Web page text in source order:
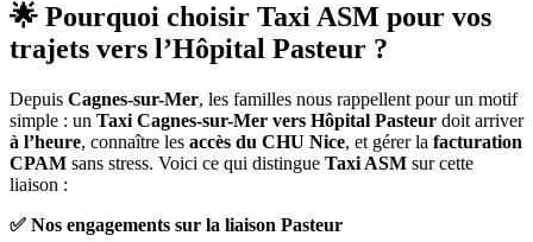
🌟 Pourquoi choisir Taxi ASM pour vos
trajets vers l’Hôpital Pasteur ?
Depuis Cagnes-sur-Mer, les familles nous rappellent pour un motif
simple : un Taxi Cagnes-sur-Mer vers Hôpital Pasteur doit arriver
à l’heure, connaître les accès du CHU Nice, et gérer la facturation
CPAM sans stress. Voici ce qui distingue Taxi ASM sur cette
liaison :
✅ Nos engagements sur la liaison Pasteur